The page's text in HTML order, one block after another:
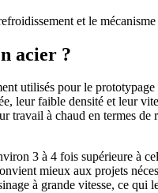
et le
acier ?
utilisés pour le
leur faible densité et leur
travail à chaud en termes
3 à 4 fois supérieure à
mieux aux projets
à grande vitesse, ce qui